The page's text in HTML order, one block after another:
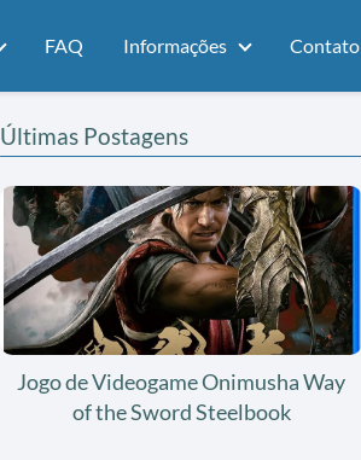
FAQ Informações Contato
Últimas Postagens
Jogo de Videogame Onimusha Way
of the Sword Steelbook